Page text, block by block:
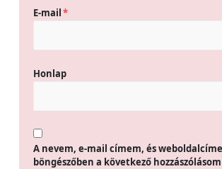
E-mail*
Honlap
A nevem, e-mail címem, és
böngészőben a következő